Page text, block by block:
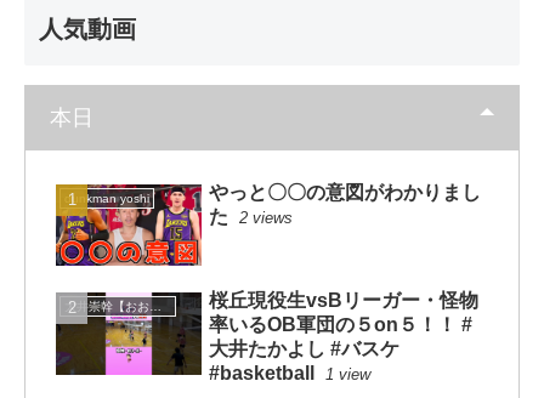
人気動画
本日
dunkman yoshi
やっと〇〇の意図がわかりまし
た
2 views
大井崇幹【おおいたかよし】
桜丘現役生vsBリーガー・怪物
率いるOB軍団の５on５！！ #
大井たかよし #バスケ
#basketball
1 view